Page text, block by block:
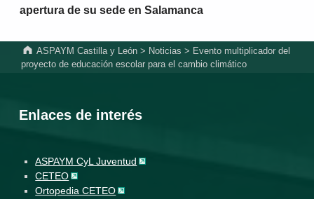
apertura de su sede en Salamanca
ASPAYM Castilla y León > Noticias > Evento multiplicador del
proyecto de educación escolar para el cambio climático
Enlaces de interés
ASPAYM CyL Juventud
CETEO
Ortopedia CETEO